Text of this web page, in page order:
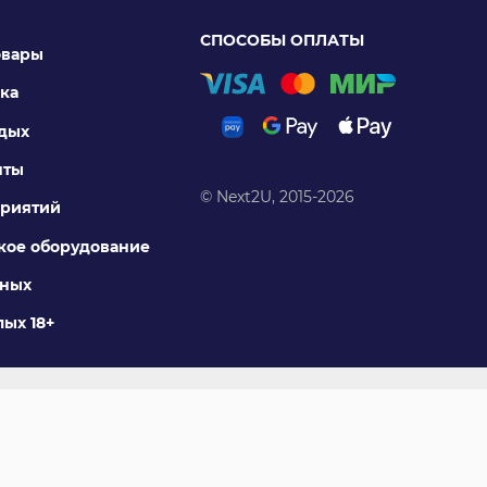
оборудование
18+
СПОСОБЫ ОПЛАТЫ
© Next2U, 2015-2026